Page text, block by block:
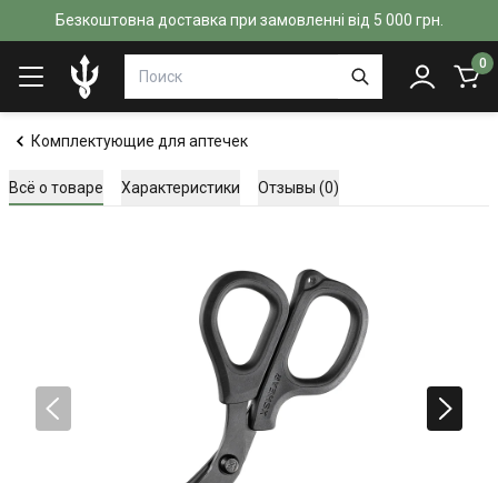
Безкоштовна доставка при замовленні від 5 000 грн.
0
Комплектующие для аптечек
Всё о товаре Характеристики Отзывы (0)